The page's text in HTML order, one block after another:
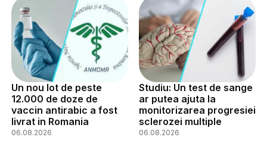
Un nou lot de peste
12.000 de doze de
vaccin antirabic a fost
livrat in Romania
06.08.2026
Studiu: Un test de sange
ar putea ajuta la
monitorizarea progresiei
sclerozei multiple
06.08.2026